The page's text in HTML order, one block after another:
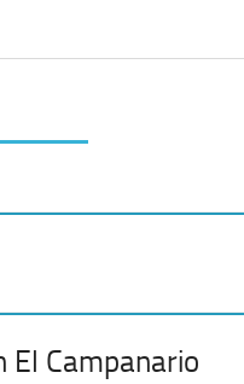
Campanario